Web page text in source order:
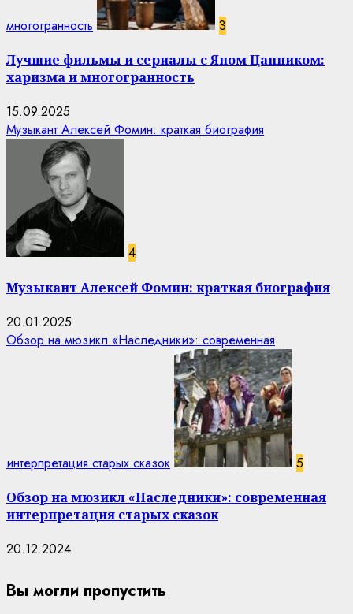
многогранность 3
Лучшие фильмы и сериалы с Яном Цапником:
харизма и многогранность
15.09.2025
Музыкант Алексей Фомин: краткая биография
4
Музыкант Алексей Фомин: краткая биография
20.01.2025
Обзор на мюзикл «Наследники»: современная
интерпретация старых сказок 5
Обзор на мюзикл «Наследники»: современная
интерпретация старых сказок
20.12.2024
Вы могли пропустить